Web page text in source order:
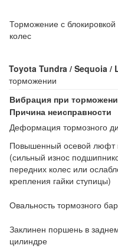
Торможение с блокировкой
колес
Toyota Tundra / Sequoia /
торможении
Вибрация при
Причина неисправности
Деформация тормозного
Повышенный осевой люфт
(сильный износ
передних колес или
крепления гайки ступицы)
Овальность тормозного
Заклинен поршень в
цилиндре